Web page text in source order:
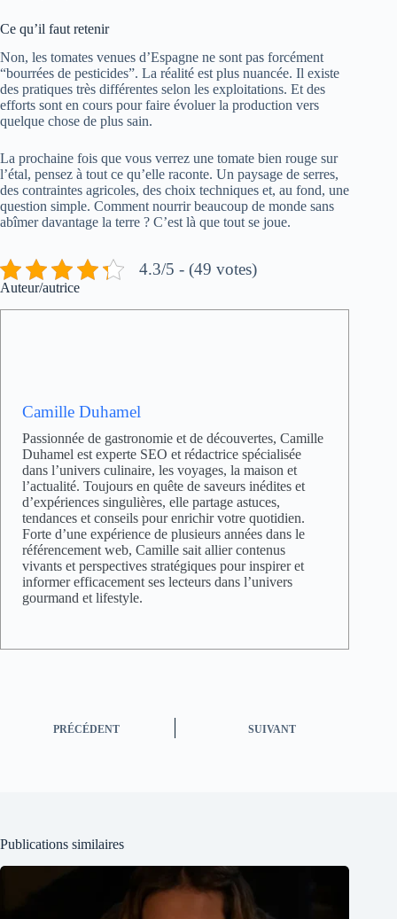
Ce qu’il faut retenir
Non, les tomates venues d’Espagne ne sont pas forcément
“bourrées de pesticides”. La réalité est plus nuancée. Il existe
des pratiques très différentes selon les exploitations. Et des
efforts sont en cours pour faire évoluer la production vers
quelque chose de plus sain.
La prochaine fois que vous verrez une tomate bien rouge sur
l’étal, pensez à tout ce qu’elle raconte. Un paysage de serres,
des contraintes agricoles, des choix techniques et, au fond, une
question simple. Comment nourrir beaucoup de monde sans
abîmer davantage la terre ? C’est là que tout se joue.
4.3/5 - (49 votes)
Auteur/autrice
Camille Duhamel
Passionnée de gastronomie et de découvertes, Camille
Duhamel est experte SEO et rédactrice spécialisée
dans l’univers culinaire, les voyages, la maison et
l’actualité. Toujours en quête de saveurs inédites et
d’expériences singulières, elle partage astuces,
tendances et conseils pour enrichir votre quotidien.
Forte d’une expérience de plusieurs années dans le
référencement web, Camille sait allier contenus
vivants et perspectives stratégiques pour inspirer et
informer efficacement ses lecteurs dans l’univers
gourmand et lifestyle.
PRÉCÉDENT SUIVANT
Publications similaires